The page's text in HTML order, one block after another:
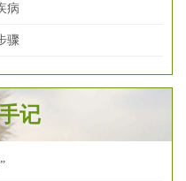
病
骤
记